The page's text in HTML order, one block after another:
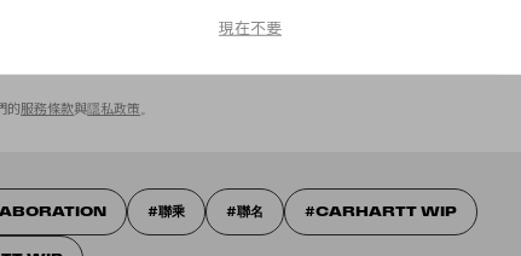
的服務條款與隱私政策。
聯乘 聯名 CARHARTT WIP
現在不要